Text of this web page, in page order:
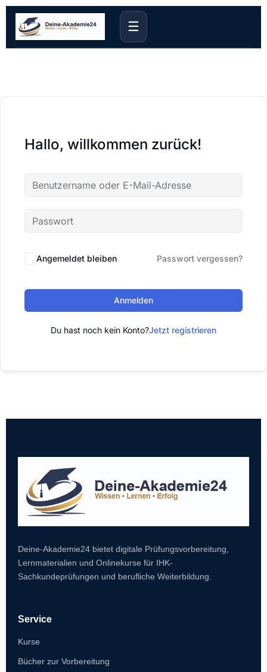
☰
Hallo, willkommen zurück!
Angemeldet bleiben Passwort vergessen?
Anmelden
Du hast noch kein Konto?Jetzt registrieren
Deine-Akademie24 bietet digitale Prüfungsvorbereitung,
Lernmaterialien und Onlinekurse für IHK-
Sachkundeprüfungen und berufliche Weiterbildung.
Service
Kurse
Bücher zur Vorbereitung